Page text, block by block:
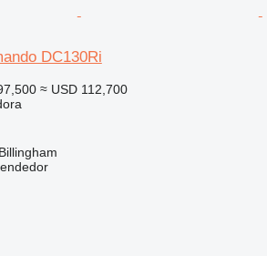
DC130Ri
≈ USD 112,700